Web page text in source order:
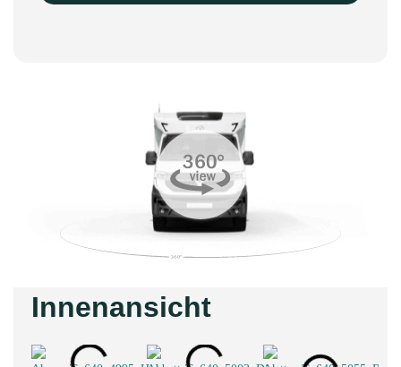
Innenansicht